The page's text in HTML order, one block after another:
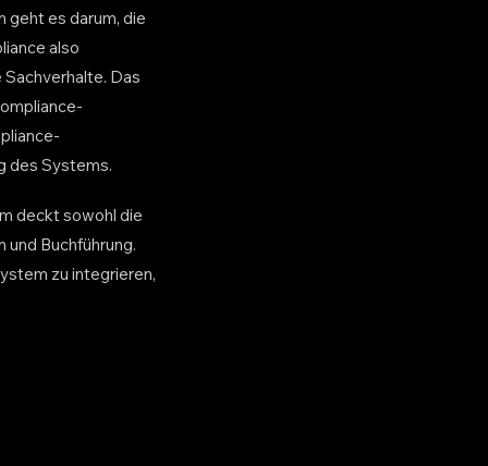
geht es darum, die
also
Das
des Systems.
deckt sowohl die
und Buchführung.
zu integrieren,